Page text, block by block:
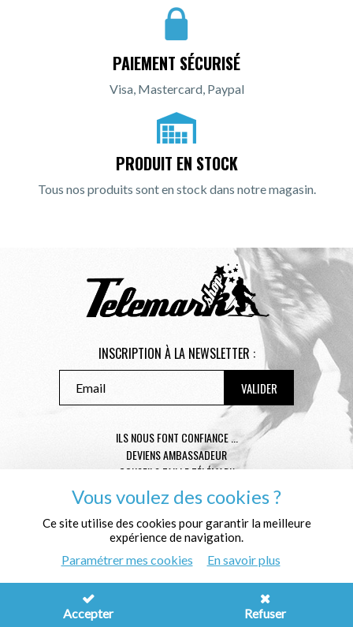
PAIEMENT SÉCURISÉ
Visa, Mastercard, Paypal
PRODUIT EN STOCK
Tous nos produits sont en stock dans notre magasin.
INSCRIPTION À LA NEWSLETTER :
ILS NOUS FONT CONFIANCE ...
DEVIENS AMBASSADEUR
CONSEILS TAILLE TÉLÉMARK
CONDITIONS GÉNÉRALES DE VENTE
MENTIONS LÉGALES
POLITIQUE DE CONFIDENTIALITÉ
QUI SOMMES NOUS ?
Pure Illusion
Vous voulez des cookies ?
Ce site utilise des cookies pour garantir la meilleure
expérience de navigation.
Paramétrer mes cookies En savoir plus
Accepter Refuser